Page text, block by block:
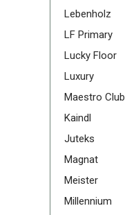
Lebenholz
LF Primary
Lucky Floor
Luxury
Maestro Club
Kaindl
Juteks
Magnat
Meister
Millennium